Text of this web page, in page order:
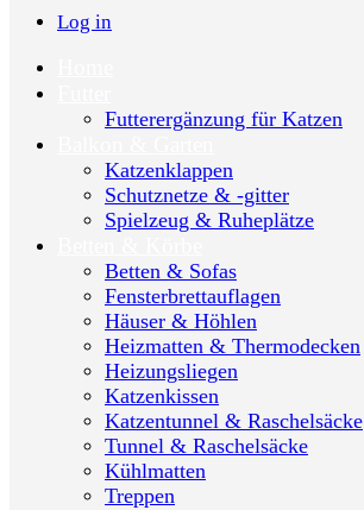
Log in
Futterergänzung für Katzen
Katzenklappen
Schutznetze & -gitter
Spielzeug & Ruheplätze
Betten & Sofas
Fensterbrettauflagen
Häuser & Höhlen
Heizmatten & Thermodecken
Heizungsliegen
Katzenkissen
Katzentunnel & Raschelsäcke
Tunnel & Raschelsäcke
Kühlmatten
Treppen